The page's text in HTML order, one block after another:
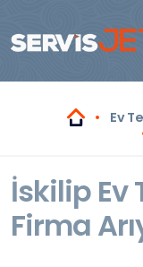
Ev
İskilip Ev
Firma